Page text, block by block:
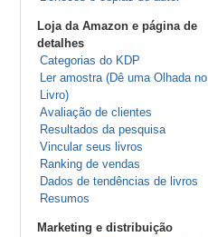
Loja da Amazon e página de
detalhes
Categorias do KDP
Ler amostra (Dê uma Olhada no
Livro)
Avaliação de clientes
Resultados da pesquisa
Vincular seus livros
Ranking de vendas
Dados de tendências de livros
Resumos
Marketing e distribuição